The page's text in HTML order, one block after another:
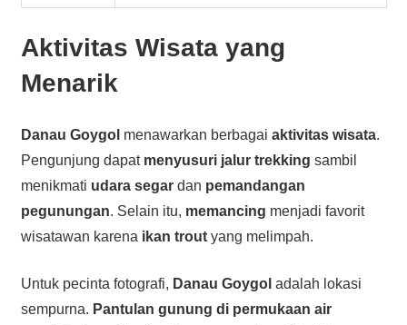
Aktivitas Wisata yang
Menarik
Danau Goygol menawarkan berbagai aktivitas wisata.
Pengunjung dapat menyusuri jalur trekking sambil
menikmati udara segardan pemandangan
pegunungan. Selain itu, memancing menjadi favorit
wisatawan karena ikan troutyang melimpah.
Untuk pecinta fotografi, Danau Goygol adalah lokasi
sempurna. Pantulan gunung di permukaan air